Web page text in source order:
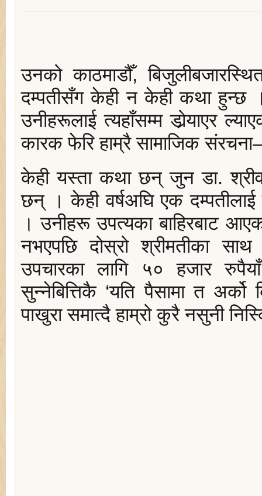
उनको काठमाडौँ,
दम्पतीसँग केही न केही कथा हुन्छ
उनीहरूलाई त्यहाँसम्म डोर्‍याएर
कारक फेरि हाम्रै सामाजिक
केही यस्ता कथा छन् जुन डा.
छन् । केही वर्षअघि एक दम्पतीलाई
। उनीहरू उपत्यका बाहिरबाट
नभएपछि दोस्रो श्रीमतीका
उपचारका लागि ५० हजार
सुन्नेबित्तिकै ‘यति पैसामा त
पाखुरा समात्दै हाम्रो कुरै नसुनी